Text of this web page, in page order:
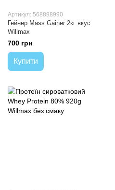
Артикул: 568898990
Гейнер Mass Gainer 2кг вкус
Willmax
700 грн
Купити